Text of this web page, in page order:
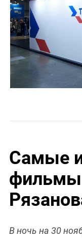
Самые
фильмы
В ночь на 30